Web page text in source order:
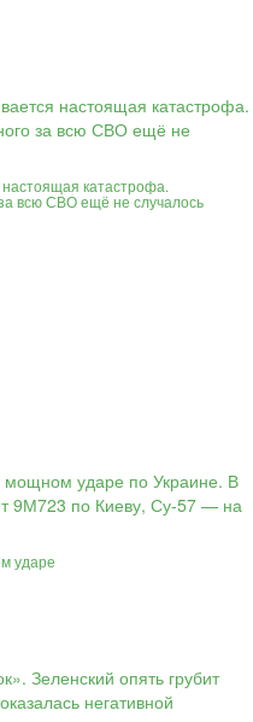
катастрофа.
всю СВО ещё не случалось
ударе